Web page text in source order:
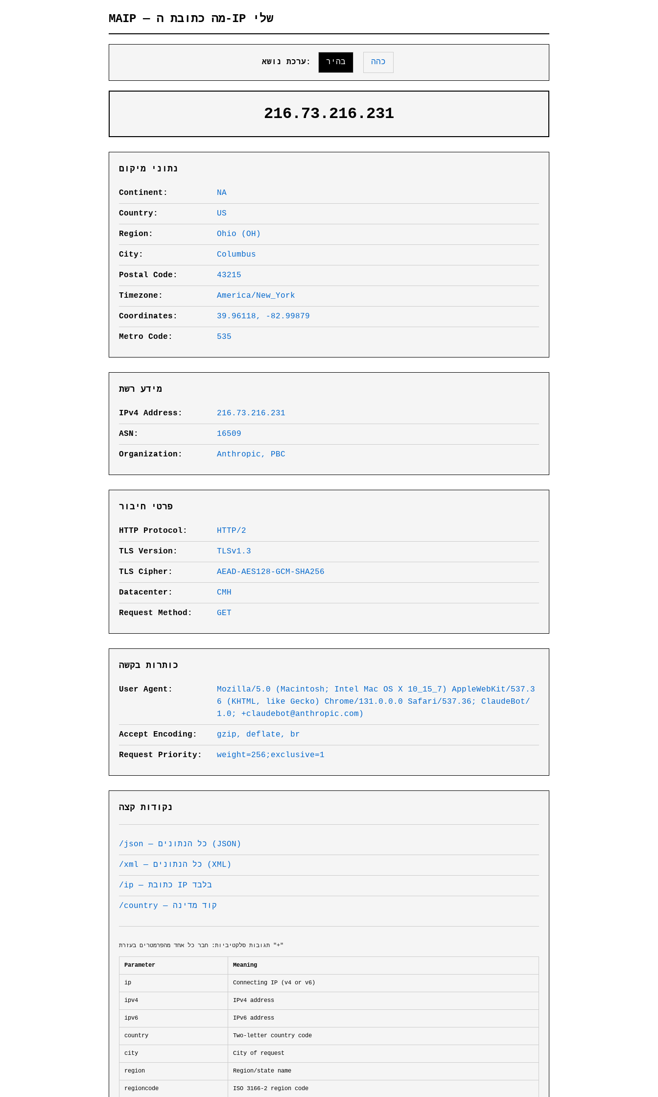
MAIP — מה כתובת ה-IP שלי
ערכת נושא: בהיר כהה
216.73.216.231
נתוני מיקום
Continent: NA
Country: US
Region: Ohio (OH)
City: Columbus
Postal Code: 43215
Timezone: America/New_York
Coordinates: 39.96118, -82.99879
Metro Code: 535
מידע רשת
IPv4 Address: 216.73.216.231
ASN: 16509
Organization: Anthropic, PBC
פרטי חיבור
HTTP Protocol: HTTP/2
TLS Version: TLSv1.3
TLS Cipher: AEAD-AES128-GCM-SHA256
Datacenter: CMH
Request Method: GET
כותרות בקשה
User Agent:
Mozilla/5.0 (Macintosh; Intel Mac OS X 10_15_7) AppleWebKit/537.3
6 (KHTML, like Gecko) Chrome/131.0.0.0 Safari/537.36; ClaudeBot/
1.0; +claudebot@anthropic.com)
Accept Encoding: gzip, deflate, br
Request Priority: weight=256;exclusive=1
נקודות קצה
/json — כל הנתונים (JSON)
/xml — כל הנתונים (XML)
/ip — כתובת IP בלבד
/country — קוד מדינה
תגובות סלקטיביות: חבר כל אחד מהפרמטרים בעזרת "+"
Parameter Meaning
ip Connecting IP (v4 or v6)
ipv4 IPv4 address
ipv6 IPv6 address
country Two-letter country code
city City of request
region Region/state name
regioncode ISO 3166-2 region code